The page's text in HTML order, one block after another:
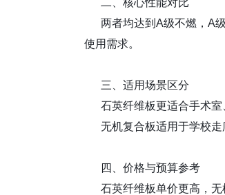
二、核心性能对比
两者均达到 A级不燃， A
使用需求。
三、适用场景区分
石英纤维板更适合手术室
无机复合板适用于学校走
四、价格与预算参考
石英纤维板单价更高，无